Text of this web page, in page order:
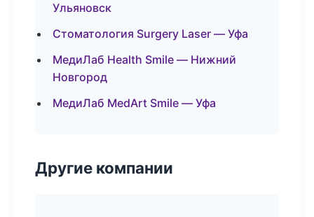
Ульяновск
Стоматология Surgery Laser — Уфа
МедиЛаб Health Smile — Нижний
Новгород
МедиЛаб MedArt Smile — Уфа
Другие компании